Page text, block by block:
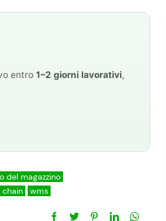
entro1–2 giorni lavorativi,
del magazzino
wms